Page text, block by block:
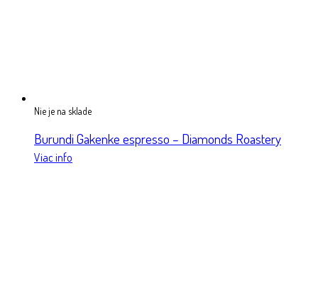
Nie je na sklade
Burundi Gakenke espresso – Diamonds Roastery
Viac info